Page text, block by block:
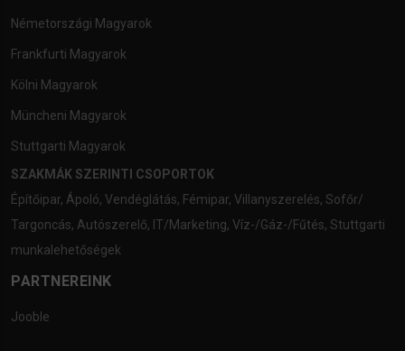
Németországi Magyarok
Frankfurti Magyarok
Kölni Magyarok
Müncheni Magyarok
Stuttgarti Magyarok
SZAKMÁK SZERINTI CSOPORTOK
Építőipar, Ápoló, Vendéglátás, Fémipar, Villanyszerelés, Sofőr/
Targoncás, Autószerelő, IT/Marketing, Víz-/Gáz-/Fűtés, Stuttgarti
munkalehetőségek
PARTNEREINK
Jooble